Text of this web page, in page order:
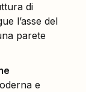
di
l’asse del
parete
e